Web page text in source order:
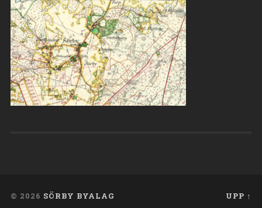
© 2026 SÖRBY BYALAG UPP ↑